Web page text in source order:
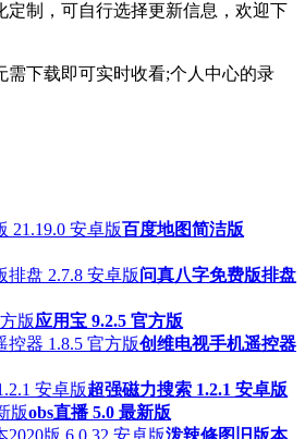
定制，可自行选择更新信息，欢迎下
需下载即可实时收看;个人中心的录
百度地图简洁版
问真八字免费版排盘
应用宝 9.2.5 官方版
创维电视手机遥控器
超强磁力搜索 1.2.1 安卓版
obs直播 5.0 最新版
泼辣修图旧版本